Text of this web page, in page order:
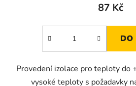
87 Kč
DO
Provedení izolace pro teploty do
vysoké teploty s požadavky